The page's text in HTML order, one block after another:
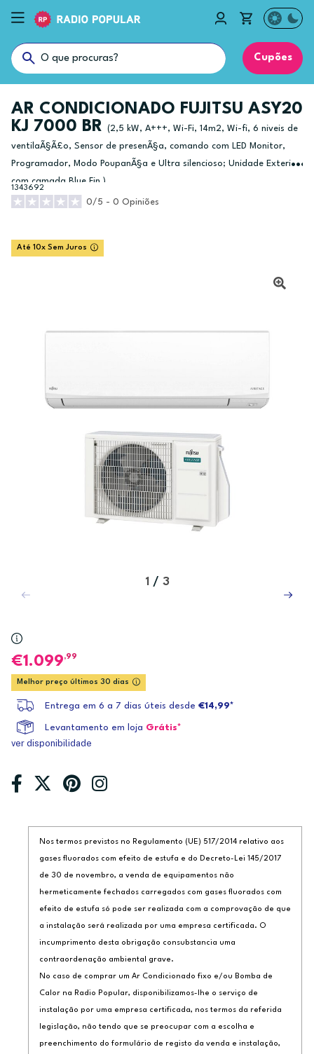
Cupões
AR CONDICIONADO FUJITSU ASY20
KJ 7000 BR
(2,5 kW, A+++, Wi-Fi, 14m2, Wi-fi, 6 niveis de
ventilaÃ§Ã£o, Sensor de presenÃ§a, comando com LED Monitor,
Programador, Modo PoupanÃ§a e Ultra silencioso; Unidade Exterior
com camada Blue Fin.)
1343692
0/5 - 0 Opiniões
Até 10x Sem Juros
1 / 3
1.099,99
Melhor preço últimos 30 dias
Entrega em 6 a 7 dias úteis desde €14,99*
Levantamento em loja Grátis*
ver disponibilidade
Nos termos previstos no Regulamento (UE) 517/2014 relativo aos
gases fluorados com efeito de estufa e do Decreto-Lei 145/2017
de 30 de novembro, a venda de equipamentos não
hermeticamente fechados carregados com gases fluorados com
efeito de estufa só pode ser realizada com a comprovação de que
a instalação será realizada por uma empresa certificada. O
incumprimento desta obrigação consubstancia uma
contraordenação ambiental grave.
No caso de comprar um Ar Condicionado fixo e/ou Bomba de
Calor na Radio Popular, disponibilizamos-lhe o serviço de
instalação por uma empresa certificada, nos termos da referida
legislação, não tendo que se preocupar com a escolha e
preenchimento do formulário de registo da venda e instalação,